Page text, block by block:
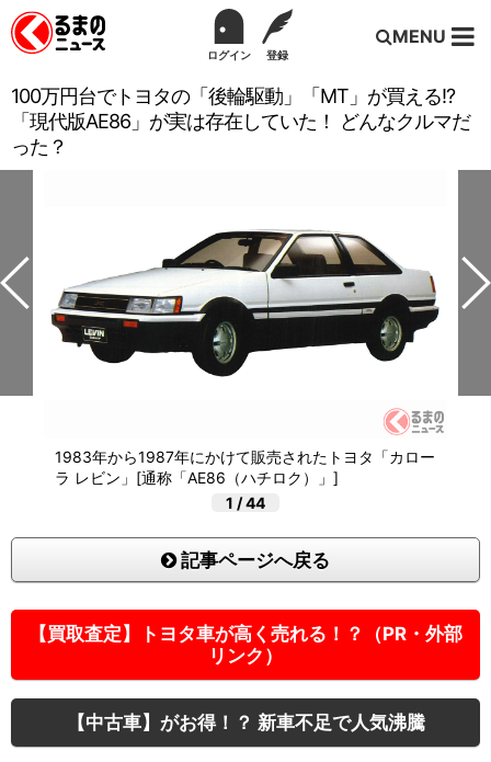
ログイン 登録
MENU
100万円台でトヨタの「後輪駆動」「MT」が買える!?
「現代版AE86」が実は存在していた！ どんなクルマだ
った？
1983年から1987年にかけて販売されたトヨタ「カロー
ラ レビン」[通称「AE86（ハチロク）」]
1 /44
記事ページへ戻る
【買取査定】トヨタ車が高く売れる！？（PR・外部
リンク）
【中古車】がお得！？ 新車不足で人気沸騰